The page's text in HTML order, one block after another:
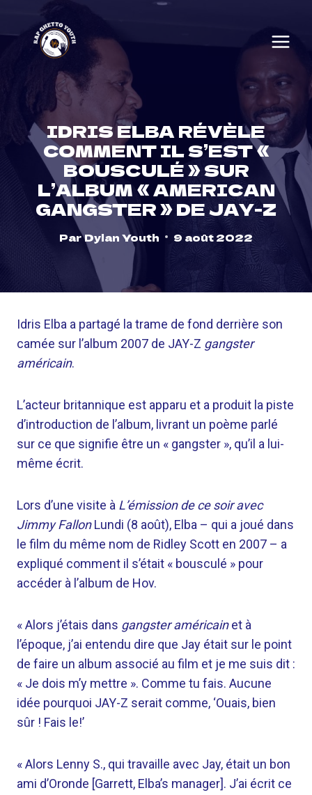
content
IDRIS ELBA RÉVÈLE
COMMENT IL S’EST «
BOUSCULÉ » SUR
L’ALBUM « AMERICAN
GANGSTER » DE JAY-Z
ParDylan Youth 9 août 2022
Idris Elba a partagé la trame de fond derrière son
camée sur l’album 2007 de JAY-Z gangster
américain.
L’acteur britannique est apparu et a produit la piste
d’introduction de l’album, livrant un poème parlé
sur ce que signifie être un « gangster », qu’il a lui-
même écrit.
Lors d’une visite à L’émission de ce soir avec
Jimmy FallonLundi (8 août), Elba – qui a joué dans
le film du même nom de Ridley Scott en 2007 – a
expliqué comment il s’était « bousculé » pour
accéder à l’album de Hov.
« Alors j’étais dans gangster américainet à
l’époque, j’ai entendu dire que Jay était sur le point
de faire un album associé au film et je me suis dit :
« Je dois m’y mettre ». Comme tu fais. Aucune
idée pourquoi JAY-Z serait comme, ‘Ouais, bien
sûr ! Fais le!’
« Alors Lenny S., qui travaille avec Jay, était un bon
ami d’Oronde [Garrett, Elba’s manager]. J’ai écrit ce